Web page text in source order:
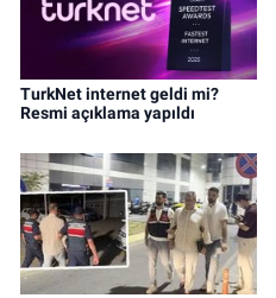
TurkNet internet geldi mi?
Resmi açıklama yapıldı